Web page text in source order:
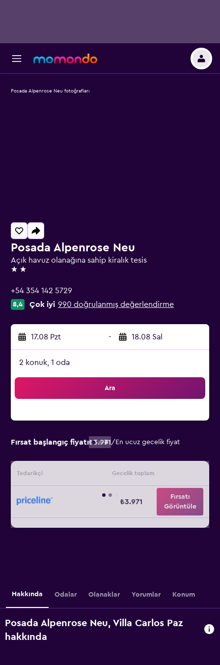
Posada Alpenrose Neu
Açık havuz olanağına sahip kiralık tesis
2 yıldız
+54 354 142 5729
8,4 Çok iyi 990 doğrulanmış değerlendirme
17.08 Pzt - 18.08 Sal
2 konuk, 1 oda
Ara
Fırsat başlangıç fiyatı₺3.971/ En ucuz gecelik fiyat
Tedarikçi Gecelik toplam
₺3.971
Fırsatı
Görüntüle
Posada Alpenrose Neu fotoğrafları
Hakkında Odalar Olanaklar Yorumlar Konum
Posada Alpenrose Neu, Villa Carlos Paz
hakkında